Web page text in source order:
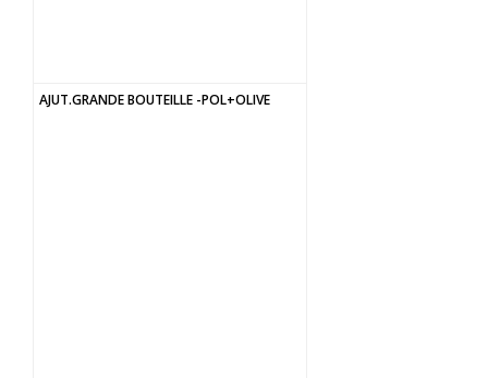
AJUT.GRANDE BOUTEILLE -POL+OLIVE